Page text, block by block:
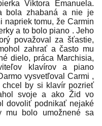
Viktora Emanuela.
bola zhabaná a nie je
napriek tomu, že Carmin
a to bolo piano . Jeho
považoval za šťastie,
zahrať a často mu
dielo, práca Marchisia,
klavírov a piano
vysvetľoval Carmi ,
by si klavír pozrieť
svoje a ako Žid vo
dovoliť podnikať nejaké
mu bolo umožnené sa